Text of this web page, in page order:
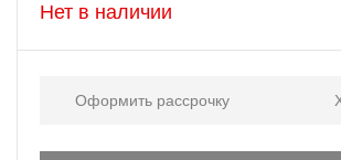
Нет в наличии
Оформить рассрочку